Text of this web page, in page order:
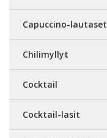
Capuccino-lautaset
Chilimyllyt
Cocktail
Cocktail-lasit